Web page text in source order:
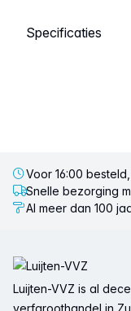
Selecteer een tabblad
Voor 16:00
Snelle bezorging
Al meer dan 100
Luijten-VVZ is al
verfgroothandel in